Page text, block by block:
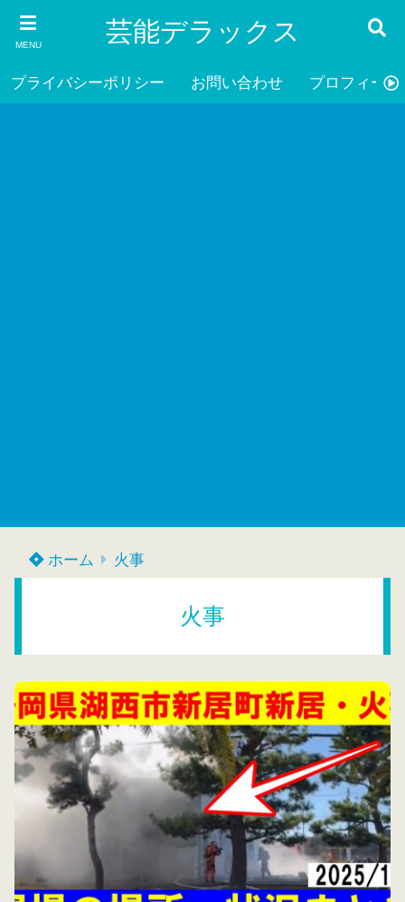
MENU 芸能デラックス
プライバシーポリシー お問い合わせ プロフィール
ホーム 火事
火事